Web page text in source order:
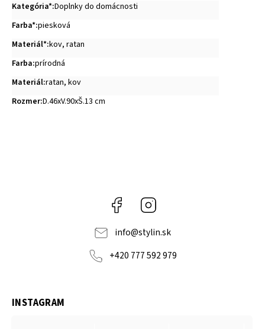
Kategória*:Doplnky do domácnosti
Farba*:piesková
Materiál*:kov, ratan
Farba:prírodná
Materiál:ratan, kov
Rozmer:D.46xV.90xŠ.13 cm
Facebook
info@stylin.sk
+420 777 592 979
INSTAGRAM